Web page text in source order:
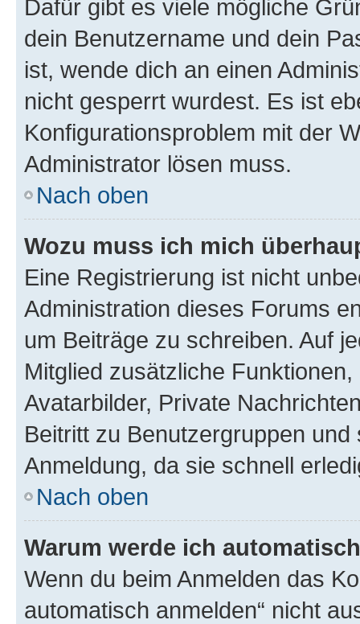
Dafür gibt es viele mögliche
dein Benutzername und dein
ist, wende dich an einen
nicht gesperrt wurdest. Es ist
Konfigurationsproblem mit der
Administrator lösen muss.
Nach oben
Wozu muss ich mich
Eine Registrierung ist nicht
Administration dieses Forums
um Beiträge zu schreiben. Auf
Mitglied zusätzliche
Avatarbilder, Private
Beitritt zu Benutzergruppen
Anmeldung, da sie schnell
Nach oben
Warum werde ich
Wenn du beim Anmelden das
automatisch anmelden“ nicht